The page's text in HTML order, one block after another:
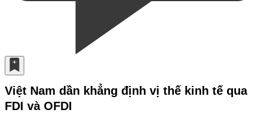
Việt Nam dần khẳng định vị thế kinh tế qua
FDI và OFDI